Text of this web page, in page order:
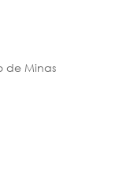
de Minas